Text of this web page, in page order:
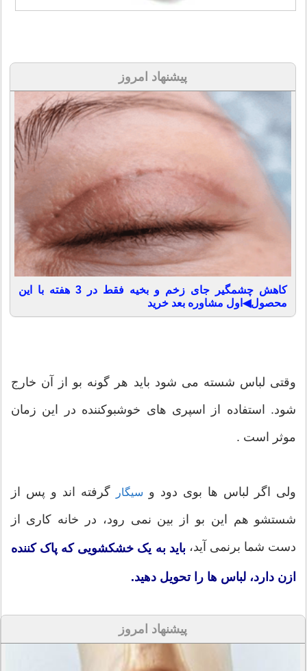
پیشنهاد امروز
کاهش چشمگیر جای زخم و بخیه فقط در 3 هفته با این
محصول◀اول مشاوره بعد خرید
وقتی لباس شسته می شود باید هر گونه بو از آن خارج
شود. استفاده از اسپری های خوشبوکننده در این زمان
موثر است .
ولی اگر لباس ها بوی دود و سیگار
گرفته اند و پس از
شستشو هم این بو از بین نمی رود، در خانه کاری از
دست شما برنمی آید،باید به یک خشکشویی که پاک کننده
ازن دارد، لباس ها را تحویل دهید.
پیشنهاد امروز